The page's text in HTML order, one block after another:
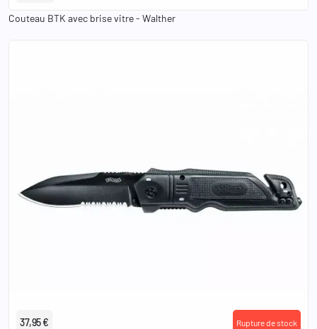
Couteau BTK avec brise vitre - Walther
37,95 € Rupture de stock